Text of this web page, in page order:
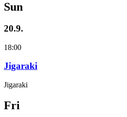
Sun
20.9.
18:00
Jigaraki
Jigaraki
Fri